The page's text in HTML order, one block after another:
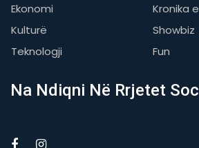
Ekonomi
Kronika
Kulturë
Showbiz
Teknologji
Fun
Na Ndiqni Në Rrjetet